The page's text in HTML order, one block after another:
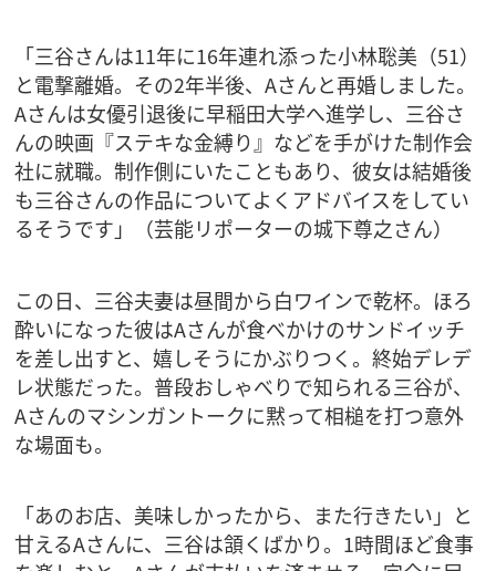
「三谷さんは11年に16年連れ添った小林聡美（51）
と電撃離婚。その2年半後、Aさんと再婚しました。
Aさんは女優引退後に早稲田大学へ進学し、三谷さ
んの映画『ステキな金縛り』などを手がけた制作会
社に就職。制作側にいたこともあり、彼女は結婚後
も三谷さんの作品についてよくアドバイスをしてい
るそうです」（芸能リポーターの城下尊之さん）
この日、三谷夫妻は昼間から白ワインで乾杯。ほろ
酔いになった彼はAさんが食べかけのサンドイッチ
を差し出すと、嬉しそうにかぶりつく。終始デレデ
レ状態だった。普段おしゃべりで知られる三谷が、
Aさんのマシンガントークに黙って相槌を打つ意外
な場面も。
「あのお店、美味しかったから、また行きたい」と
甘えるAさんに、三谷は頷くばかり。1時間ほど食事